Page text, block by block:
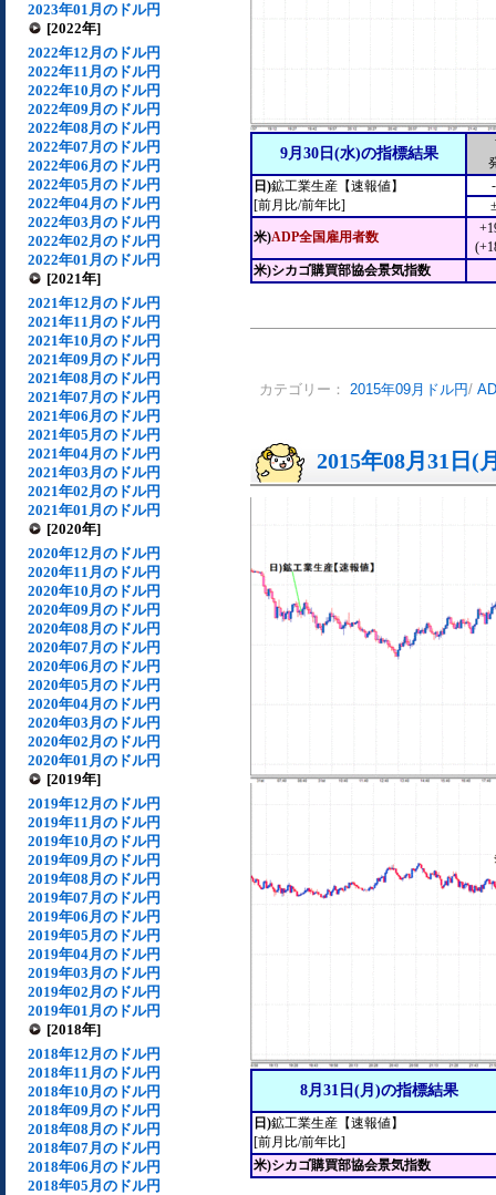
2023年01月のドル円
[2022年]
2022年12月のドル円
2022年11月のドル円
2022年10月のドル円
2022年09月のドル円
2022年08月のドル円
2022年07月のドル円
2022年06月のドル円
2022年05月のドル円
2022年04月のドル円
2022年03月のドル円
2022年02月のドル円
2022年01月のドル円
[2021年]
2021年12月のドル円
2021年11月のドル円
2021年10月のドル円
2021年09月のドル円
2021年08月のドル円
2021年07月のドル円
2021年06月のドル円
2021年05月のドル円
2021年04月のドル円
2021年03月のドル円
2021年02月のドル円
2021年01月のドル円
[2020年]
2020年12月のドル円
2020年11月のドル円
2020年10月のドル円
2020年09月のドル円
2020年08月のドル円
2020年07月のドル円
2020年06月のドル円
2020年05月のドル円
2020年04月のドル円
2020年03月のドル円
2020年02月のドル円
2020年01月のドル円
[2019年]
2019年12月のドル円
2019年11月のドル円
2019年10月のドル円
2019年09月のドル円
2019年08月のドル円
2019年07月のドル円
2019年06月のドル円
2019年05月のドル円
2019年04月のドル円
2019年03月のドル円
2019年02月のドル円
2019年01月のドル円
[2018年]
2018年12月のドル円
2018年11月のドル円
2018年10月のドル円
2018年09月のドル円
2018年08月のドル円
2018年07月のドル円
2018年06月のドル円
2018年05月のドル円
9月30日(水)の指標結果
日)鉱工業生産【速報値】
[前月比/前年比]
米)ADP全国雇用者数
米)シカゴ購買部協会景気指数
カテゴリー： 2015年09月ドル円/
2015年08月31日(
8月31日(月)の指標結果
日)鉱工業生産【速報値】
[前月比/前年比]
米)シカゴ購買部協会景気指数